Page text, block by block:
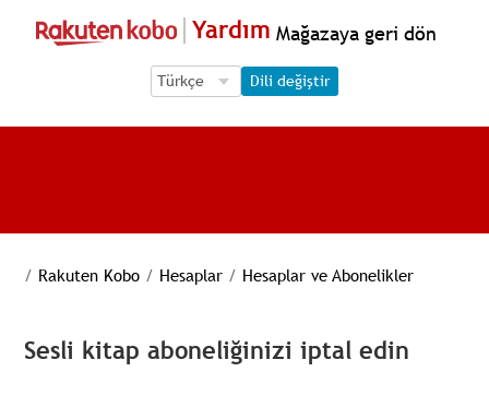
Yardım Mağazaya geri dön
Language Selection
Language Selection
Dili değiştir
/ Rakuten Kobo / Hesaplar / Hesaplar ve Abonelikler
Sesli kitap aboneliğinizi iptal edin